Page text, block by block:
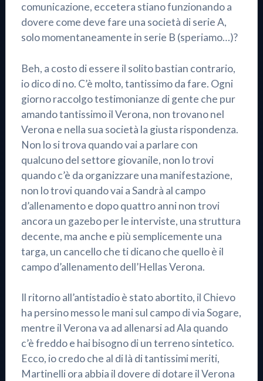
comunicazione, eccetera stiano funzionando a
dovere come deve fare una società di serie A,
solo momentaneamente in serie B (speriamo…)?
Beh, a costo di essere il solito bastian contrario,
io dico di no. C’è molto, tantissimo da fare. Ogni
giorno raccolgo testimonianze di gente che pur
amando tantissimo il Verona, non trovano nel
Verona e nella sua società la giusta rispondenza.
Non lo si trova quando vai a parlare con
qualcuno del settore giovanile, non lo trovi
quando c’è da organizzare una manifestazione,
non lo trovi quando vai a Sandrà al campo
d’allenamento e dopo quattro anni non trovi
ancora un gazebo per le interviste, una struttura
decente, ma anche e più semplicemente una
targa, un cancello che ti dicano che quello è il
campo d’allenamento dell’Hellas Verona.
Il ritorno all’antistadio è stato abortito, il Chievo
ha persino messo le mani sul campo di via Sogare,
mentre il Verona va ad allenarsi ad Ala quando
c’è freddo e hai bisogno di un terreno sintetico.
Ecco, io credo che al di là di tantissimi meriti,
Martinelli ora abbia il dovere di dotare il Verona